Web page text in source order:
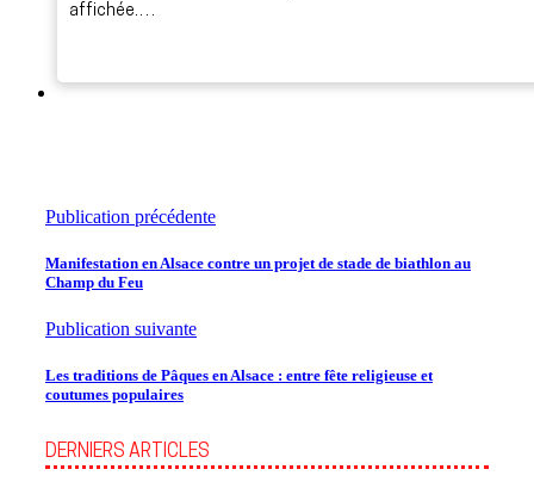
affichée.…
Publication précédente
Manifestation en Alsace contre un projet de stade de biathlon au
Champ du Feu
Publication suivante
Les traditions de Pâques en Alsace : entre fête religieuse et
coutumes populaires
DERNIERS ARTICLES